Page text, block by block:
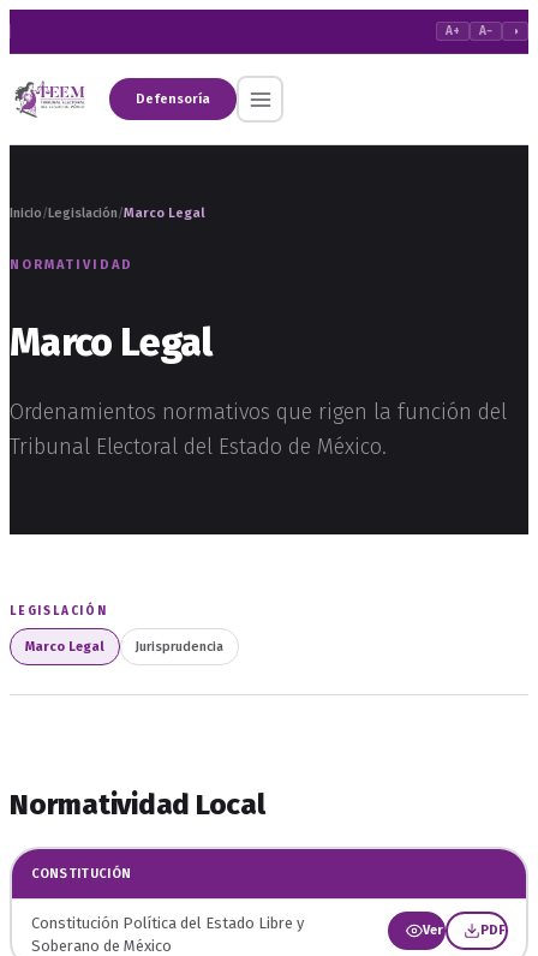
A+ A− ◑
Defensoría
Inicio/Legislación/Marco Legal
NORMATIVIDAD
Marco Legal
Ordenamientos normativos que rigen la función del
Tribunal Electoral del Estado de México.
LEGISLACIÓN
Marco Legal Jurisprudencia
Normatividad Local
CONSTITUCIÓN
Constitución Política del Estado Libre y
Soberano de México
Ver PDF